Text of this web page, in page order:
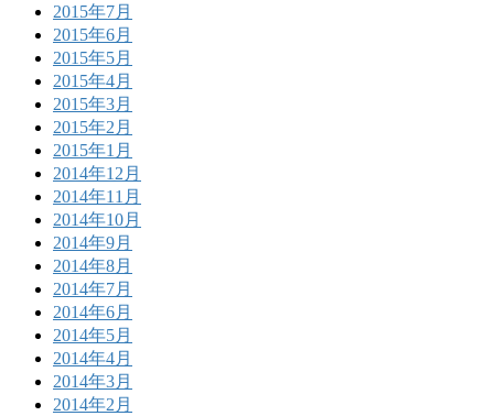
2015年7月
2015年6月
2015年5月
2015年4月
2015年3月
2015年2月
2015年1月
2014年12月
2014年11月
2014年10月
2014年9月
2014年8月
2014年7月
2014年6月
2014年5月
2014年4月
2014年3月
2014年2月